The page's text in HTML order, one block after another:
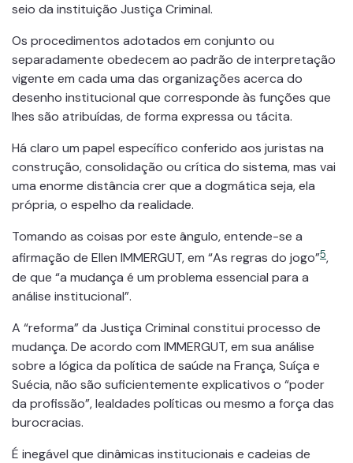
seio da instituição Justiça Criminal.
Os procedimentos adotados em conjunto ou
separadamente obedecem ao padrão de interpretação
vigente em cada uma das organizações acerca do
desenho institucional que corresponde às funções que
lhes são atribuídas, de forma expressa ou tácita.
Há claro um papel específico conferido aos juristas na
construção, consolidação ou crítica do sistema, mas vai
uma enorme distância crer que a dogmática seja, ela
própria, o espelho da realidade.
Tomando as coisas por este ângulo, entende-se a
afirmação de Ellen IMMERGUT, em “As regras do jogo”5,
de que “a mudança é um problema essencial para a
análise institucional”.
A “reforma” da Justiça Criminal constitui processo de
mudança. De acordo com IMMERGUT, em sua análise
sobre a lógica da política de saúde na França, Suíça e
Suécia, não são suficientemente explicativos o “poder
da profissão”, lealdades políticas ou mesmo a força das
burocracias.
É inegável que dinâmicas institucionais e cadeias de